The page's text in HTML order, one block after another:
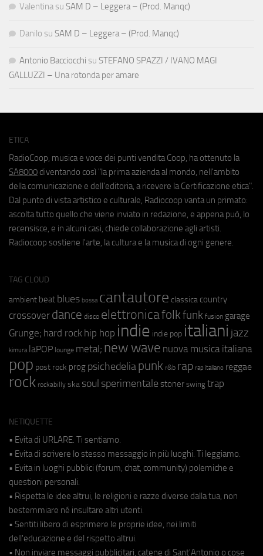
Valentina su SAM D – Leggera – (Prod. Manqc)
Danilo su SAM D – Leggera – (Prod. Manqc)
Antonio Bacciocchi su STEFANO SPAZZI / IVANO MAGI
GALLUZZI – Una rotonda per amare
ETICA
RadioCoop, musica e voce dei punti vendita Coop, ha ottenuto la
SA8000 diventando così "la prima azienda al mondo, nell'ambito
della comunicazione e dell'editoria, a ricevere la Certificazione etica".
Dal punto di vista artistico e culturale, Radiocoop vanta un primato:
ascolta tutto quello che viene inviato in redazione, e appena può, lo
recensisce, e in alcuni casi, chiede collaborazione agli artisti.
Radiocoop sostiene l'arte, la cultura e la musica di ogni genere.
TAG CLOUD
ambient beat blues bossa cantautore classica country
crossover dance disco elettronicafolkfunk fusion garage
Grunge; hard rock hip hop indie indie pop italiani jazz
kimura laPOP lounge metal; new wave nuova musica italiana
pop post rock prog psichedeliapunk r&b rap rap italiano reggae
rock rockabilly ska soul sperimentale stoner swing trap
NETIQUETTE
• Evita di URLARE. Ti sentiamo.
• Evita di scrivere lo stesso messaggio in più luoghi. Ti leggiamo.
• Evita in luoghi pubblici (forum, chat, community) polemiche e
questioni personali.
• Rispetta le idee altrui, le religioni e razze diverse dalla tua, non
bestemmiare né insultare altri utenti.
• Sentiti libero di esprimere le proprie idee, nei limiti
dell'educazione e del rispetto altrui.
• Non inviare messaggi pubblicitari, catene di Sant'Antonio o cose